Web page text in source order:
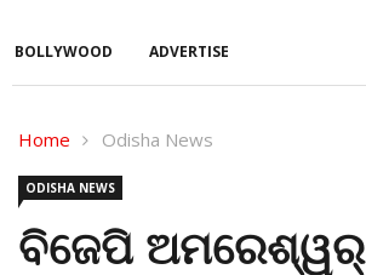
BOLLYWOOD ADVERTISE
Home Odisha News
ODISHA NEWS
ବିଜେପି ଅମରେଶ୍ୱର୍